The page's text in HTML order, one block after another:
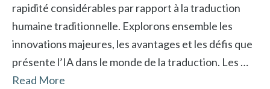
rapidité considérables par rapport à la traduction
humaine traditionnelle. Explorons ensemble les
innovations majeures, les avantages et les défis que
présente l’IA dans le monde de la traduction. Les …
Read More